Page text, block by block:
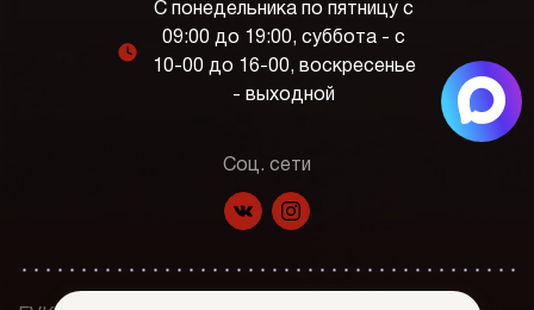
l
С понедельника по пятницу с
09:00 до 19:00, суббота - с
10-00 до 16-00, воскресенье
- выходной
Соц. сети
f p